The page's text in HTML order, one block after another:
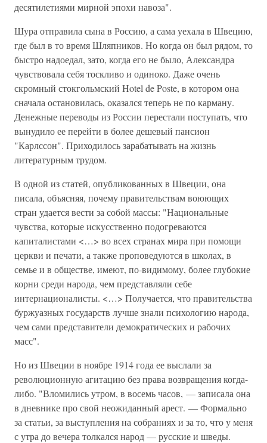
десятилетиями мирной эпохи навоза".
Шура отправила сына в Россию, а сама уехала в Швецию,
где был в то время Шляпников. Но когда он был рядом, то
быстро надоедал, зато, когда его не было, Александра
чувствовала себя тоскливо и одиноко. Даже очень
скромный стокгольмский Hotel de Poste, в котором она
сначала остановилась, оказался теперь не по карману.
Денежные переводы из России перестали поступать, что
вынудило ее перейти в более дешевый пансион
"Карлссон". Приходилось зарабатывать на жизнь
литературным трудом.
В одной из статей, опубликованных в Швеции, она
писала, объясняя, почему правительствам воюющих
стран удается вести за собой массы: "Национальные
чувства, которые искусственно подогреваются
капиталистами <…> во всех странах мира при помощи
церкви и печати, а также проповедуются в школах, в
семье и в обществе, имеют, по-видимому, более глубокие
корни среди народа, чем представляли себе
интернационалисты. <…> Получается, что правительства
буржуазных государств лучше знали психологию народа,
чем сами представители демократических и рабочих
масс".
Но из Швеции в ноябре 1914 года ее выслали за
революционную агитацию без права возвращения когда-
либо. "Вломились утром, в восемь часов, — записала она
в дневнике про свой неожиданный арест. — Формально
за статьи, за выступления на собраниях и за то, что у меня
с утра до вечера толкался народ — русские и шведы.